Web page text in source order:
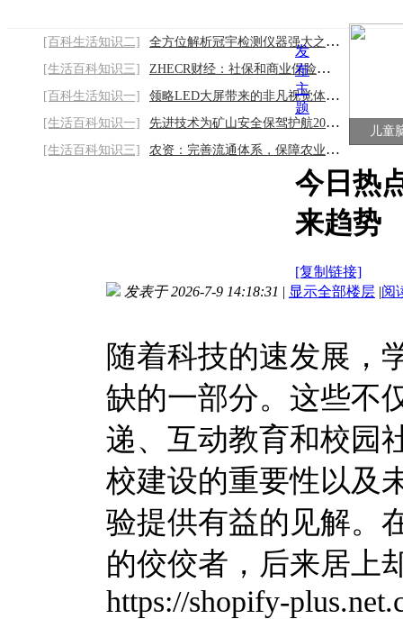
[百科生活知识二]
全方位解析冠宇检测仪器强大之处2026/8/9
[生活百科知识三]
ZHECR财经：社保和商业保险，到底该怎么选
[百科生活知识一]
领略LED大屏带来的非凡视觉体验2026/8/9
[生活百科知识一]
先进技术为矿山安全保驾护航2026/8/9
[生活百科知识三]
农资：完善流通体系，保障农业稳产稳价
儿童
发
布
主
题
今日热
来趋势
[复制链接]
发表于 2026-7-9 14:18:31 | 显示全部楼层 |阅
随着科技的速发展，
缺的一部分。这些不
递、互动教育和校园
校建设的重要性以及
验提供有益的见解。
的佼佼者，后来居上
https://shopify-